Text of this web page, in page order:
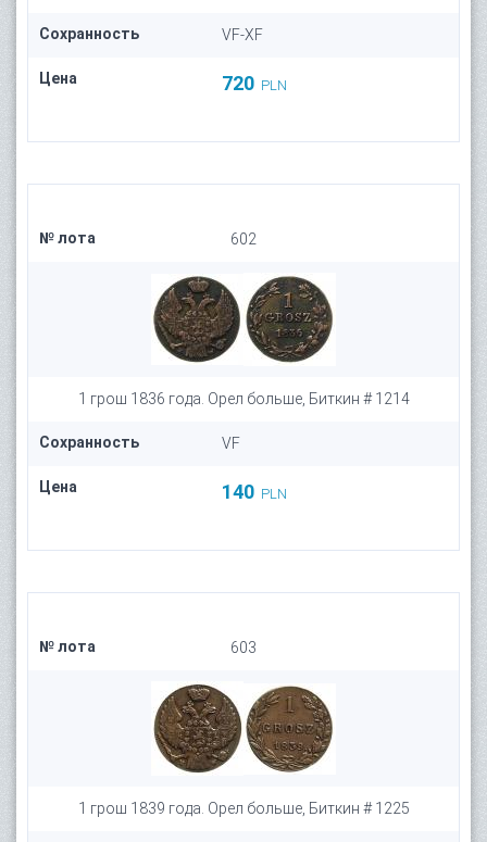
Сохранность VF-XF
Цена 720 PLN
№ лота 602
1 грош 1836 года. Орел больше, Биткин # 1214
Сохранность VF
Цена 140 PLN
№ лота 603
1 грош 1839 года. Орел больше, Биткин # 1225